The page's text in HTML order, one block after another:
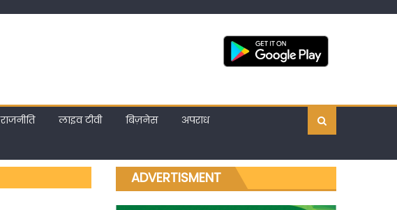
राजनीति लाइव टीवी बिज़नेस
अपराध
ADVERTISMENT